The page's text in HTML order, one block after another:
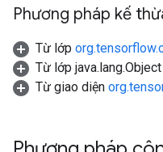
Phương pháp kế
Từ lớp
Từ lớp java.lang.Object
Từ giao diện